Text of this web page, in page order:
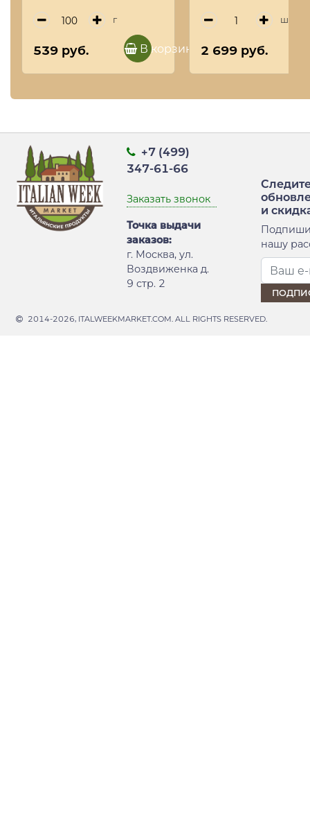
г
539 руб. В корзину
TORRONERIA
(туба)
шт
2 699 руб.
+7 (499)
347-61-66
Заказать звонок
Точка выдачи
заказов:
г. Москва, ул.
Воздвиженка д.
9 стр. 2
и
нашу
2014-2026, ITALWEEKMARKET.COM. ALL RIGHTS RESERVED.